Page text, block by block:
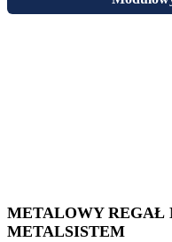
METALOWY REGAŁ
METALSISTEM